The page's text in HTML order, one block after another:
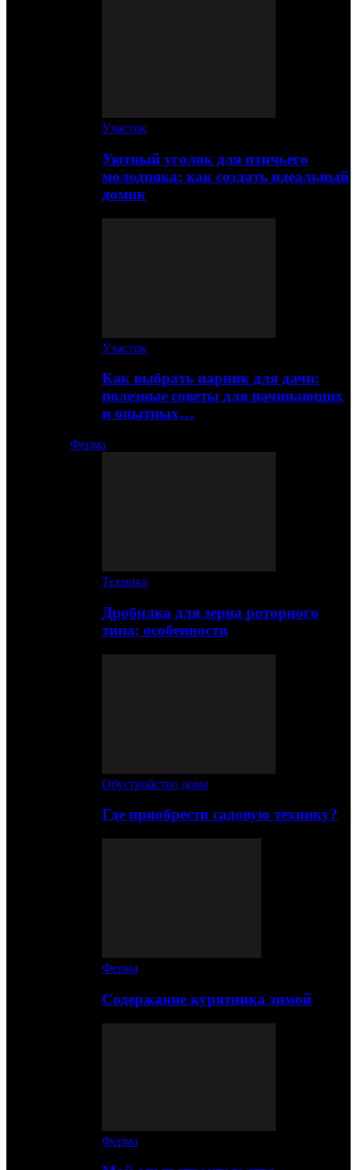
Участок
Уютный уголок для птичьего
молодняка: как создать идеальный
домик
Участок
Как выбрать парник для дачи:
полезные советы для начинающих
и опытных…
Ферма
Техника
Дробилка для зерна роторного
типа: особенности
Обустройство дома
Где приобрести садовую технику?
Ферма
Содержание курятника зимой
Ферма